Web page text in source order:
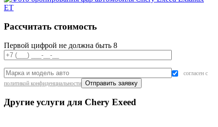
Рассчитать стоимость
Первой цифрой не должна быть 8
согласен с
политикой конфиденциальности
Другие услуги для Chery Exeed